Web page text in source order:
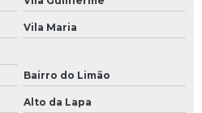
Vila Maria
Bairro do Limão
Alto da Lapa